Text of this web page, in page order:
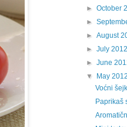
►October
►
►August
►July
►June
▼
May
Voćni šejk
Paprikaš